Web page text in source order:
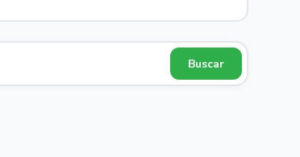
Buscar